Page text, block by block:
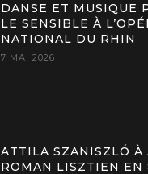
DANSE ET MUSIQUE
LE SENSIBLE À
NATIONAL DU RHIN
7 MAI 2026
ATTILA SZANISZLÓ À
ROMAN LISZTIEN EN